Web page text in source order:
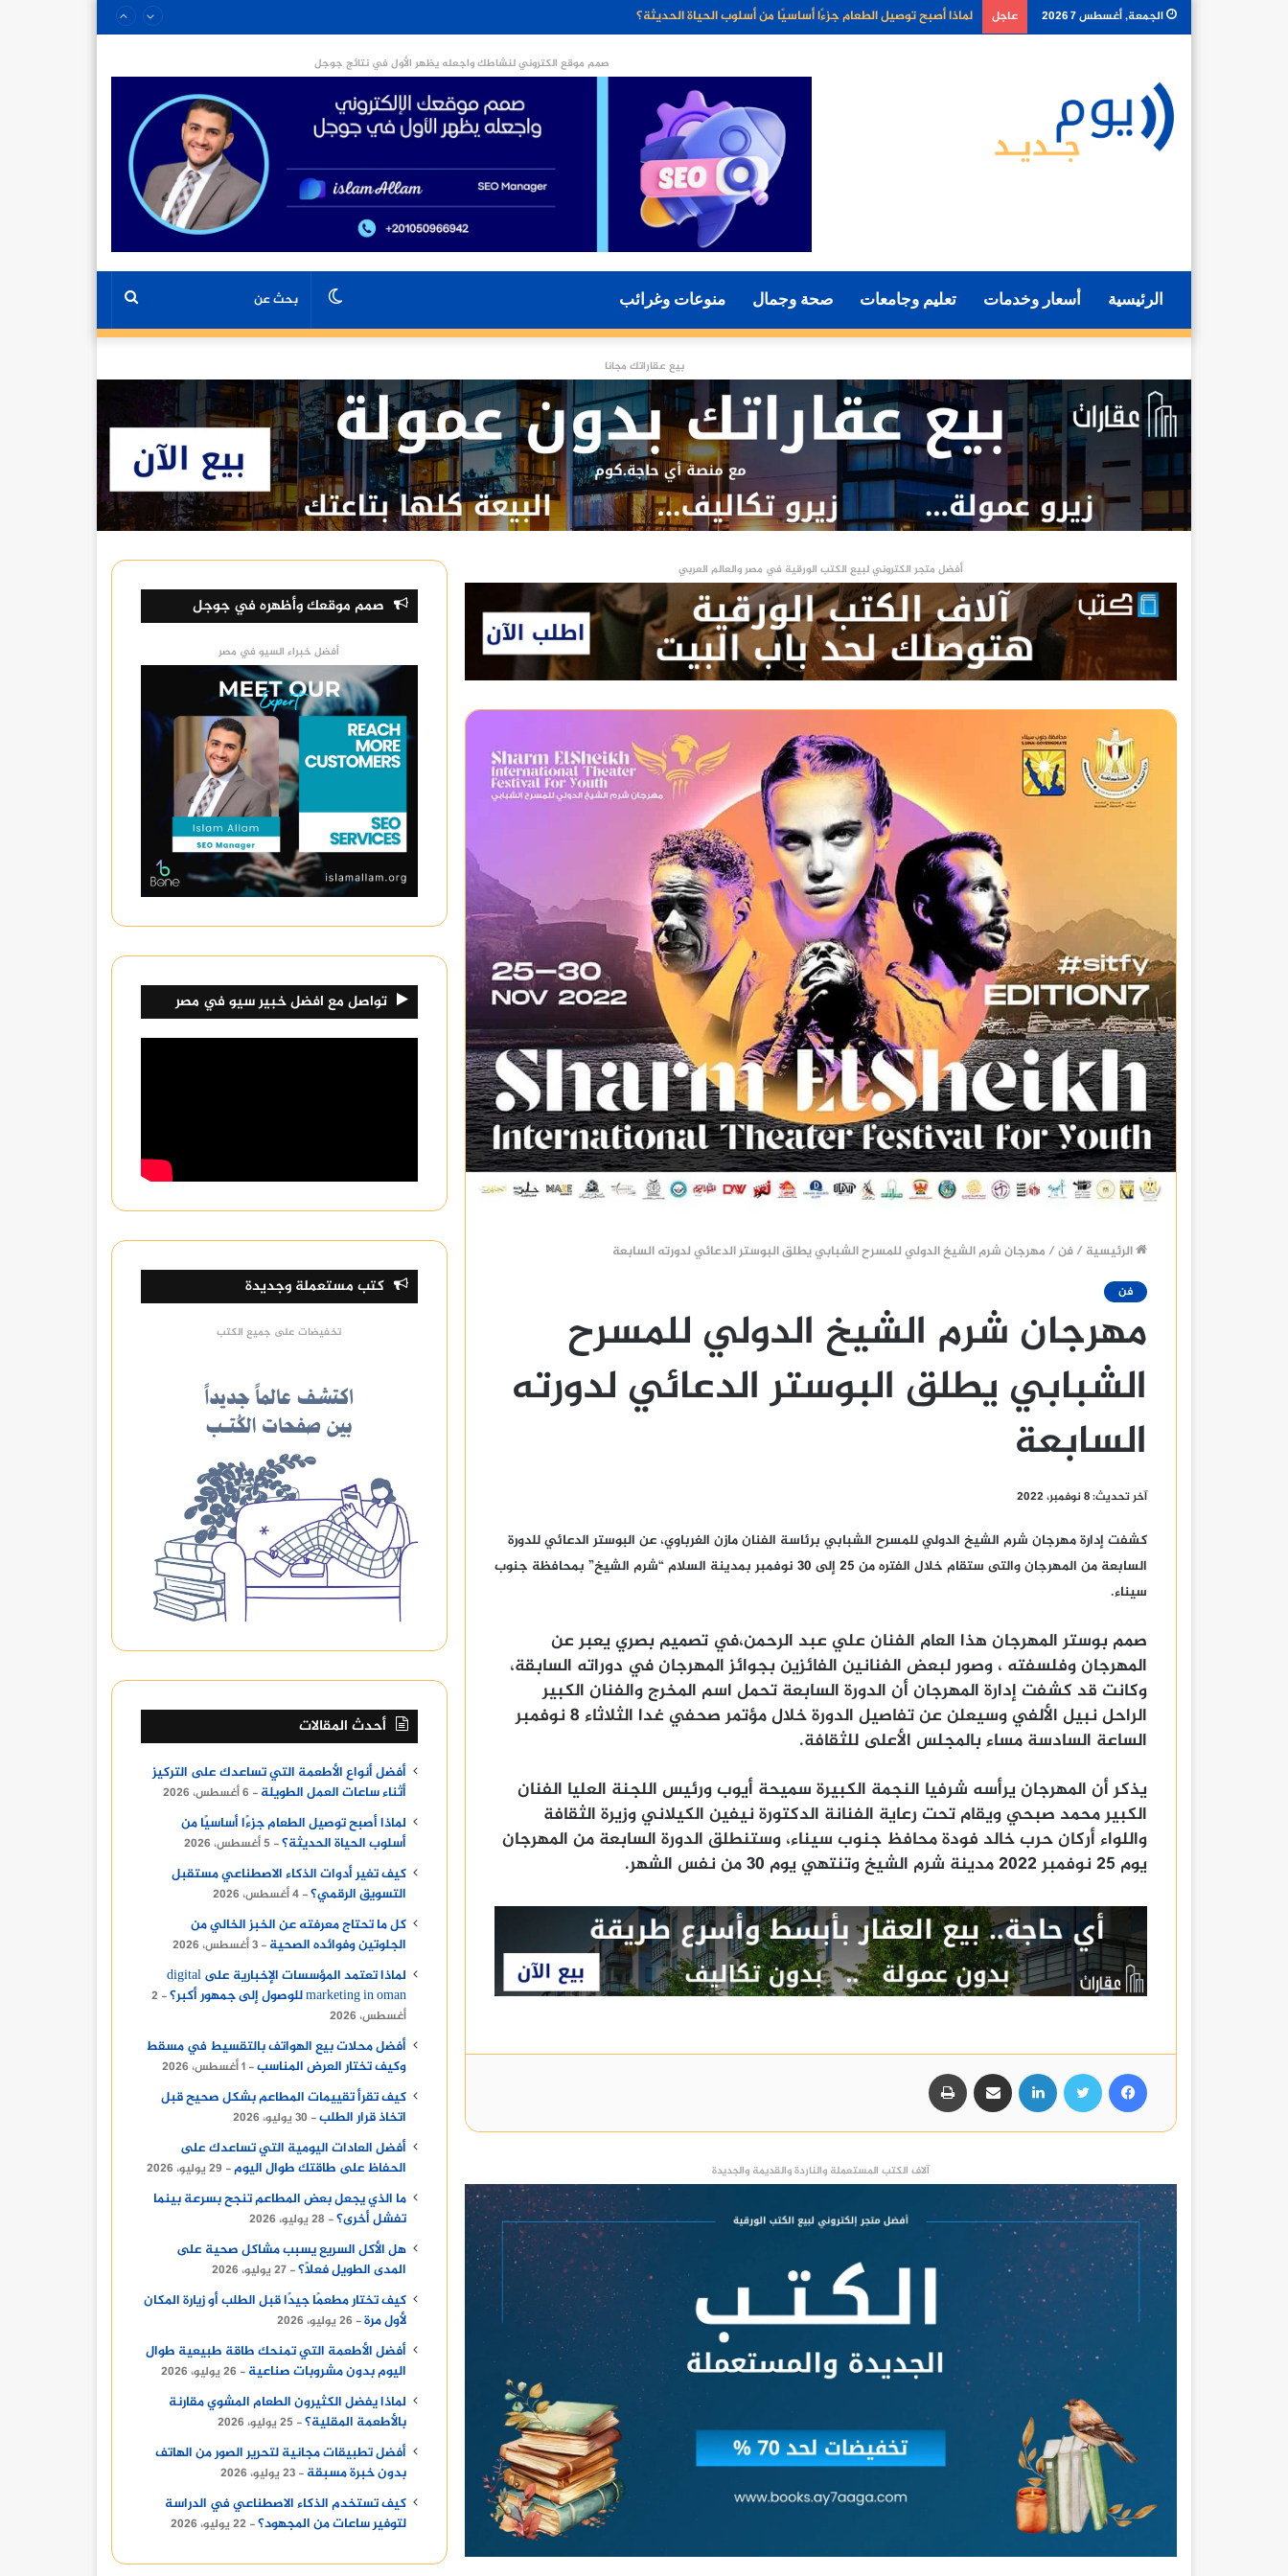
الجمعة, أغسطس 7 2026 عاجل كيف تغير أدوات الذكاء الاصطناعي مستقبل التسويق الرقمي؟
صمم موقع الكتروني لنشاطك واجعله يظهر الأول في نتائج جوجل
الرئيسية أسعار وخدمات تعليم وجامعات صحة وجمال منوعات وغرائب الوضع
بيع عقاراتك مجانا
أفضل متجر الكتروني لبيع الكتب الورقية في مصر والعالم العربي
الرئيسية /فن/ مهرجان شرم الشيخ الدولي للمسرح الشبابي يطلق البوستر الدعائي لدورته السابعة
فن
مهرجان شرم الشيخ الدولي للمسرح
الشبابي يطلق البوستر الدعائي لدورته
السابعة
آخر تحديث: 8 نوفمبر، 2022
كشفت إدارة مهرجان شرم الشيخ الدولي للمسرح الشبابي برئاسة الفنان مازن الغرباوي، عن البوستر الدعائي للدورة
السابعة من المهرجان والتى ستقام خلال الفتره من 25 إلى 30 نوفمبر بمدينة السلام “شرم الشيخ” بمحافظة جنوب
سيناء.
صمم بوستر المهرجان هذا العام الفنان علي عبد الرحمن،في تصميم بصري يعبر عن
المهرجان وفلسفته ، وصور لبعض الفنانين الفائزين بجوائز المهرجان في دوراته السابقة،
وكانت قد كشفت إدارة المهرجان أن الدورة السابعة تحمل اسم المخرج والفنان الكبير
الراحل نبيل الألفي وسيعلن عن تفاصيل الدورة خلال مؤتمر صحفي غدا الثلاثاء 8 نوفمبر
الساعة السادسة مساء بالمجلس الأعلى للثقافة.
يذكر أن المهرجان يرأسه شرفيا النجمة الكبيرة سميحة أيوب ورئيس اللجنة العليا الفنان
الكبير محمد صبحي ويقام تحت رعاية الفنانة الدكتورة نيفين الكيلاني وزيرة الثقافة
واللواء أركان حرب خالد فودة محافظ جنوب سيناء، وستنطلق الدورة السابعة من المهرجان
يوم 25 نوفمبر 2022 مدينة شرم الشيخ وتنتهي يوم 30 من نفس الشهر.
آلاف الكتب المستعملة والناردة والقديمة والجديدة
صمم موقعك وأظهره في جوجل
أفضل خبراء السيو في مصر
تواصل مع افضل خبير سيو في مصر
كتب مستعملة وجديدة
تخفيضات على جميع الكتب
أحدث المقالات
أفضل أنواع الأطعمة التي تساعدك على التركيز
أثناء ساعات العمل الطويلة
6 أغسطس، 2026
لماذا أصبح توصيل الطعام جزءًا أساسيًا من
أسلوب الحياة الحديثة؟
5 أغسطس، 2026
كيف تغير أدوات الذكاء الاصطناعي مستقبل
التسويق الرقمي؟
4 أغسطس، 2026
كل ما تحتاج معرفته عن الخبز الخالي من
الجلوتين وفوائده الصحية
3 أغسطس، 2026
لماذا تعتمد المؤسسات الإخبارية على digital
marketing in oman للوصول إلى جمهور أكبر؟
2
أغسطس، 2026
أفضل محلات بيع الهواتف بالتقسيط في مسقط
وكيف تختار العرض المناسب
1 أغسطس، 2026
كيف تقرأ تقييمات المطاعم بشكل صحيح قبل
اتخاذ قرار الطلب
30 يوليو، 2026
أفضل العادات اليومية التي تساعدك على
الحفاظ على طاقتك طوال اليوم
29 يوليو، 2026
ما الذي يجعل بعض المطاعم تنجح بسرعة بينما
تفشل أخرى؟
28 يوليو، 2026
هل الأكل السريع يسبب مشاكل صحية على
المدى الطويل فعلًا؟
27 يوليو، 2026
كيف تختار مطعمًا جيدًا قبل الطلب أو زيارة المكان
لأول مرة
26 يوليو، 2026
أفضل الأطعمة التي تمنحك طاقة طبيعية طوال
اليوم بدون مشروبات صناعية
26 يوليو، 2026
لماذا يفضل الكثيرون الطعام المشوي مقارنة
بالأطعمة المقلية؟
25 يوليو، 2026
أفضل تطبيقات مجانية لتحرير الصور من الهاتف
بدون خبرة مسبقة
23 يوليو، 2026
كيف تستخدم الذكاء الاصطناعي في الدراسة
لتوفير ساعات من المجهود؟
22 يوليو، 2026